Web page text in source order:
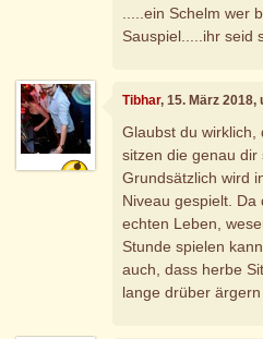
.....ein Schelm wer
Sauspiel.....ihr seid
Tibhar, 15. März 2018,
Glaubst du wirklich,
sitzen die genau
Grundsätzlich wird
Niveau gespielt.
echten Leben,
Stunde spielen
auch, dass herbe
lange drüber